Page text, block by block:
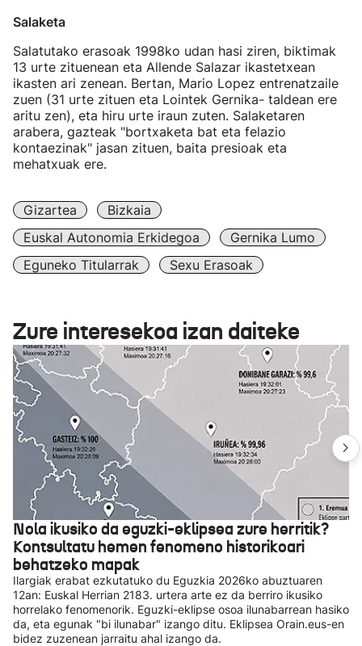
Salaketa
Salatutako erasoak 1998ko udan hasi ziren, biktimak
13 urte zituenean eta Allende Salazar ikastetxean
ikasten ari zenean. Bertan, Mario Lopez entrenatzaile
zuen (31 urte zituen eta Lointek Gernika- taldean ere
aritu zen), eta hiru urte iraun zuten. Salaketaren
arabera, gazteak "bortxaketa bat eta felazio
kontaezinak" jasan zituen, baita presioak eta
mehatxuak ere.
Gizartea
Bizkaia
Euskal Autonomia Erkidegoa
Gernika Lumo
Eguneko Titularrak
Sexu Erasoak
Zure interesekoa izan daiteke
Nola ikusiko da eguzki-eklipsea zure herritik?
Kontsultatu hemen fenomeno historikoari
behatzeko mapak
Ilargiak erabat ezkutatuko du Eguzkia 2026ko abuztuaren
12an: Euskal Herrian 2183. urtera arte ez da berriro ikusiko
horrelako fenomenorik. Eguzki-eklipse osoa ilunabarrean hasiko
da, eta egunak "bi ilunabar" izango ditu. Eklipsea Orain.eus-en
bidez zuzenean jarraitu ahal izango da.